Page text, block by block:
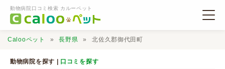
動物病院口コミ検索 カルーペット
Calooペット 長野県 北佐久郡御代田町
動物病院を探す | 口コミを探す